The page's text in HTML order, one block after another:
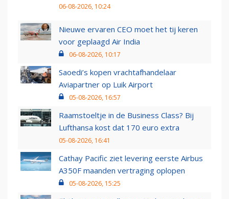
06-08-2026, 10:24
Nieuwe ervaren CEO moet het tij keren
voor geplaagd Air India
06-08-2026, 10:17
Saoedi’s kopen vrachtafhandelaar
Aviapartner op Luik Airport
05-08-2026, 16:57
Raamstoeltje in de Business Class? Bij
Lufthansa kost dat 170 euro extra
05-08-2026, 16:41
Cathay Pacific ziet levering eerste Airbus
A350F maanden vertraging oplopen
05-08-2026, 15:25